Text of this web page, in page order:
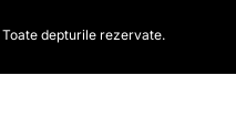
depturile rezervate.